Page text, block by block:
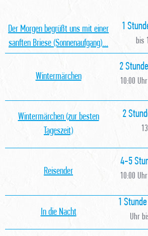
Der Morgen begrüßt uns mit einer
sanften Briese (Sonnenaufgang)...
1
bis
Wintermärchen
2
10:00
Wintermärchen (zur besten
Tageszeit)
2
Reisender
4-5
10:00
In die Nacht
1 Stunde
Uhr